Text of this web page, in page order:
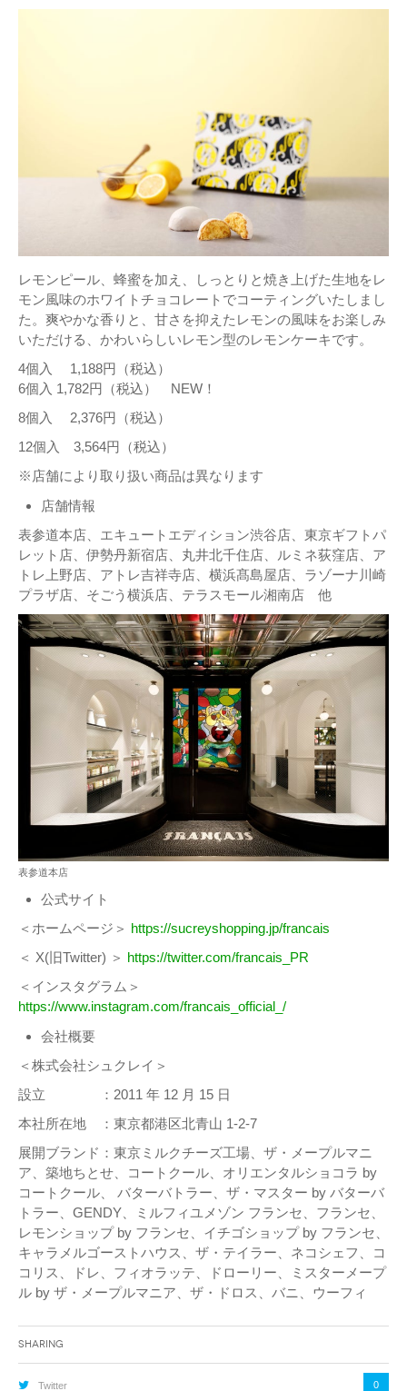
レモンピール、蜂蜜を加え、しっとりと焼き上げた生地をレ
モン風味のホワイトチョコレートでコーティングいたしまし
た。爽やかな香りと、甘さを抑えたレモンの風味をお楽しみ
いただける、かわいらしいレモン型のレモンケーキです。
4個入 1,188円（税込）
6個入 1,782円（税込） NEW！
8個入 2,376円（税込）
12個入 3,564円（税込）
※店舗により取り扱い商品は異なります
店舗情報
表参道本店、エキュートエディション渋谷店、東京ギフトパ
レット店、伊勢丹新宿店、丸井北千住店、ルミネ荻窪店、ア
トレ上野店、アトレ吉祥寺店、横浜髙島屋店、ラゾーナ川崎
プラザ店、そごう横浜店、テラスモール湘南店 他
表参道本店
公式サイト
＜ホームページ＞ https://sucreyshopping.jp/francais
＜ X(旧Twitter) ＞ https://twitter.com/francais_PR
＜インスタグラム＞
https://www.instagram.com/francais_official_/
会社概要
＜株式会社シュクレイ＞
設立 ：2011 年 12 月 15 日
本社所在地 ：東京都港区北青山 1-2-7
展開ブランド：東京ミルクチーズ工場、ザ・メープルマニ
ア、築地ちとせ、コートクール、オリエンタルショコラ by
コートクール、 バターバトラー、ザ・マスター by バターバ
トラー、GENDY、ミルフィユメゾン フランセ、フランセ、
レモンショップ by フランセ、イチゴショップ by フランセ、
キャラメルゴーストハウス、ザ・テイラー、ネコシェフ、コ
コリス、ドレ、フィオラッテ、ドローリー、ミスターメープ
ル by ザ・メープルマニア、ザ・ドロス、バニ、ウーフィ
Sharing
Twitter 0